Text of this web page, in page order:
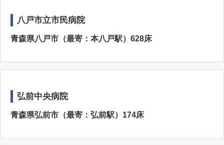
八戸市立市民病院
青森県八戸市（最寄：本八戸駅）628床
弘前中央病院
青森県弘前市（最寄：弘前駅）174床